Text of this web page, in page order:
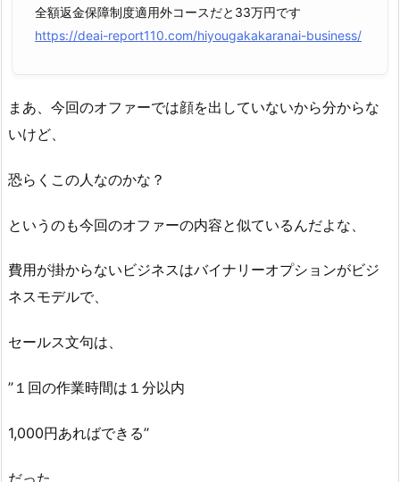
全額返金保障制度適用外コースだと33万円です
https://deai-report110.com/hiyougakakaranai-business/
まあ、今回のオファーでは顔を出していないから分からな
いけど、
恐らくこの人なのかな？
というのも今回のオファーの内容と似ているんだよな、
費用が掛からないビジネスはバイナリーオプションがビジ
ネスモデルで、
セールス文句は、
’’１回の作業時間は１分以内
1,000円あればできる’’
だった。